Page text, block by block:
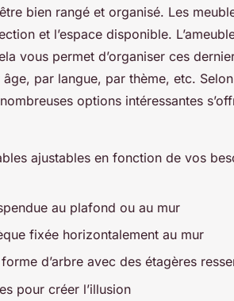
bien rangé et organisé. Les
et l’espace disponible.
vous permet d’organiser ces
par langue, par thème, etc.
options intéressantes
ajustables en fonction de vos
au plafond ou au mur
fixée horizontalement au mur
d’arbre avec des étagères
pour créer l’illusion